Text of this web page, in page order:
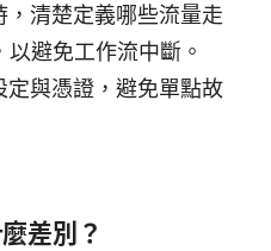
清楚定義哪些流量走
避免工作流中斷。
與憑證，避免單點故
差別？